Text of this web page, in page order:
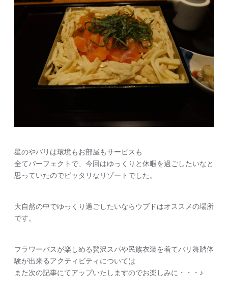
星のやバリは環境もお部屋もサービスも
全てパーフェクトで、今回はゆっくりと休暇を過ごしたいなと
思っていたのでピッタリなリゾートでした。
大自然の中でゆっくり過ごしたいならウブドはオススメの場所
です。
フラワーバスが楽しめる贅沢スパや民族衣装を着てバリ舞踏体
験が出来るアクティビティについては
また次の記事にてアップいたしますのでお楽しみに・・・♪